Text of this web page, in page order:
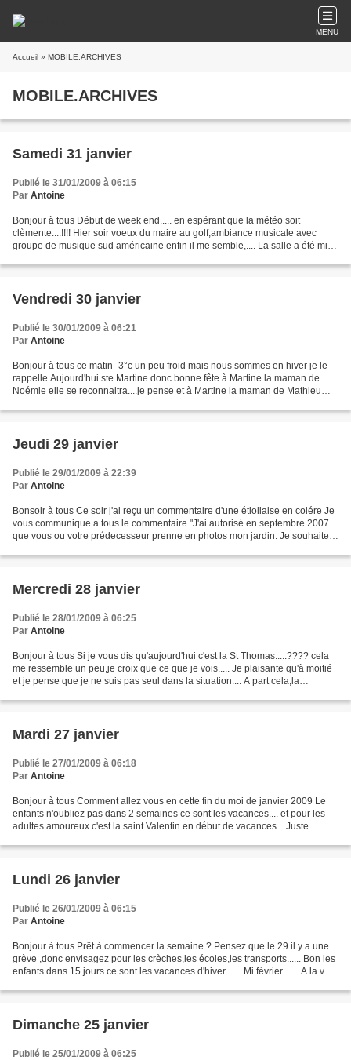
MENU
Accueil » MOBILE.ARCHIVES
MOBILE.ARCHIVES
Samedi 31 janvier
Publié le 31/01/2009 à 06:15
Par Antoine
Bonjour à tous Début de week end..... en espérant que la météo soit
clèmente....!!!! Hier soir voeux du maire au golf,ambiance musicale avec
groupe de musique sud américaine enfin il me semble,.... La salle a été mise
Vendredi 30 janvier
Publié le 30/01/2009 à 06:21
Par Antoine
Bonjour à tous ce matin -3°c un peu froid mais nous sommes en hiver je le
rappelle Aujourd'hui ste Martine donc bonne fête à Martine la maman de
Noémie elle se reconnaitra....je pense et à Martine la maman de Mathieu
Jeudi 29 janvier
Publié le 29/01/2009 à 22:39
Par Antoine
Bonsoir à tous Ce soir j'ai reçu un commentaire d'une étiollaise en colére Je
vous communique a tous le commentaire "J'ai autorisé en septembre 2007
que vous ou votre prédecesseur prenne en photos mon jardin. Je souhaite
Mercredi 28 janvier
Publié le 28/01/2009 à 06:25
Par Antoine
Bonjour à tous Si je vous dis qu'aujourd'hui c'est la St Thomas.....???? cela
me ressemble un peu,je croix que ce que je vois..... Je plaisante qu'à moitié
et je pense que je ne suis pas seul dans la situation.... A part cela,la
Mardi 27 janvier
Publié le 27/01/2009 à 06:18
Par Antoine
Bonjour à tous Comment allez vous en cette fin du moi de janvier 2009 Le
enfants n'oubliez pas dans 2 semaines ce sont les vacances.... et pour les
adultes amoureux c'est la saint Valentin en début de vacances... Juste
Lundi 26 janvier
Publié le 26/01/2009 à 06:15
Par Antoine
Bonjour à tous Prêt à commencer la semaine ? Pensez que le 29 il y a une
grève ,donc envisagez pour les crèches,les écoles,les transports...... Bon les
enfants dans 15 jours ce sont les vacances d'hiver....... Mi février....... A la vue
Dimanche 25 janvier
Publié le 25/01/2009 à 06:25